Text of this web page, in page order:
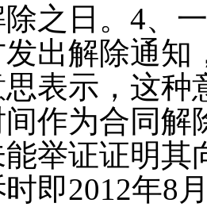
除之日。4、
出解除通知
表示，这
作为合同解
能举证证明
即2012年8